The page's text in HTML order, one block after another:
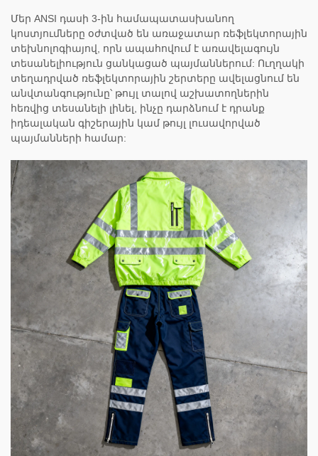
Մեր ANSI դասի 3-ին համապատասխանող
կոստյումները օժտված են առաջատար ռեֆլեկտորային
տեխնոլոգիայով, որն ապահովում է առավելագույն
տեսանելիություն ցանկացած պայմաններում: Ուղղակի
տեղադրված ռեֆլեկտորային շերտերը ավելացնում են
անվտանգությունը՝ թույլ տալով աշխատողներին
հեռվից տեսանելի լինել, ինչը դարձնում է դրանք
իդեալական գիշերային կամ թույլ լուսավորված
պայմանների համար: